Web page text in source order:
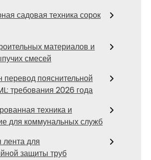
садовая техника сорок
материалов и
смесей
пояснительной
требования 2026 года
техника и
для коммунальных служб
для
защиты труб